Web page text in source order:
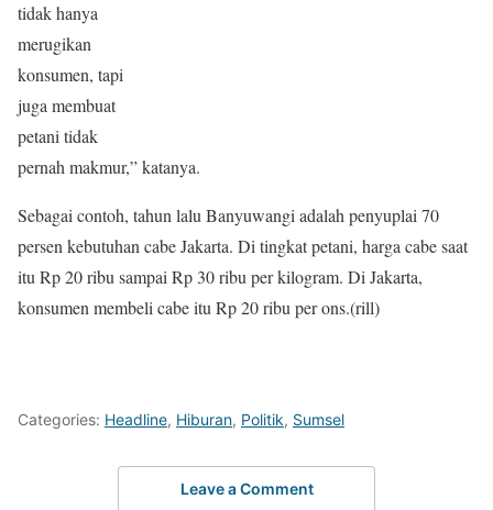
tidak hanya
merugikan
konsumen, tapi
juga membuat
petani tidak
pernah makmur,” katanya.
Sebagai contoh, tahun lalu Banyuwangi adalah penyuplai 70
persen kebutuhan cabe Jakarta. Di tingkat petani, harga cabe saat
itu Rp 20 ribu sampai Rp 30 ribu per kilogram. Di Jakarta,
konsumen membeli cabe itu Rp 20 ribu per ons.(rill)
Categories: Headline, Hiburan, Politik, Sumsel
Leave a Comment